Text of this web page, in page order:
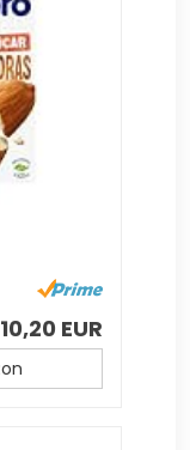
10,20 EUR